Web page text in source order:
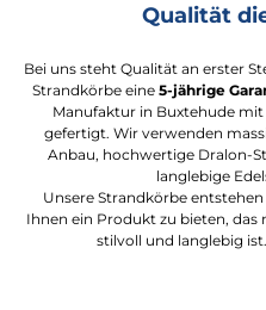
Qualität
Bei uns steht Qualität an erster
Strandkörbe eine 5-jährige
Manufaktur in Buxtehude
gefertigt. Wir verwenden
Anbau, hochwertige Dralon-
langlebige
Unsere Strandkörbe
Ihnen ein Produkt zu bieten,
stilvoll und langlebig